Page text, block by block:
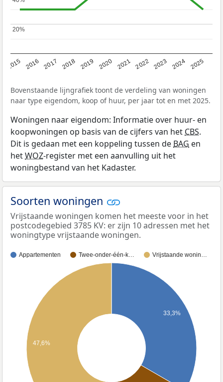
2015 2016 2017 2018 2019 2020 2021 2022 2023 2024 2025
20%
20%
Bovenstaande lijngrafiek toont de verdeling van woningen
naar type eigendom, koop of huur, per jaar tot en met 2025.
Woningen naar eigendom: Informatie over huur- en
koopwoningen op basis van de cijfers van het CBS.
Dit is gedaan met een koppeling tussen de BAG en
hetWOZ-register met een aanvulling uit het
woningbestand van het Kadaster.
Soorten woningen
Vrijstaande woningen komen het meeste voor in het
postcodegebied 3785 KV: er zijn 10 adressen met het
woningtype vrijstaande woningen.
Appartementen Twee-onder-één-k… Vrijstaande wonin…
33,3%
47,6%